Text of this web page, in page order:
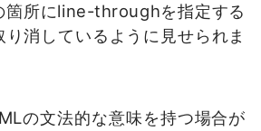
箇所にline-throughを指定する
消しているように見せられま
の文法的な意味を持つ場合が